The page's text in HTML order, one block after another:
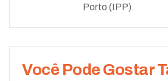
Porto (IPP).
Você Pode Gostar